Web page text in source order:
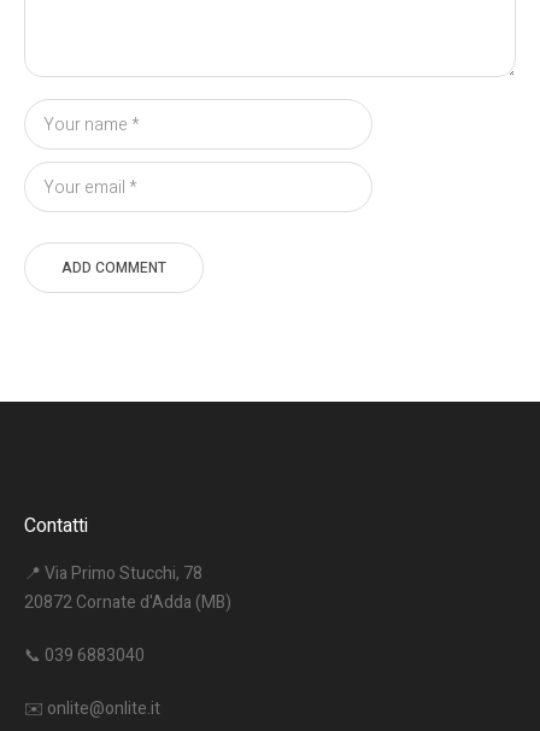
Contatti
📍 Via Primo Stucchi, 78
20872 Cornate d'Adda (MB)
📞 039 6883040
✉️ onlite@onlite.it